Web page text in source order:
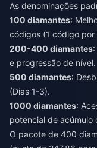
As denominações
100 diamantes:
códigos (1 código por
200-400 diamantes
e progressão de nível.
500 diamantes:
(Dias 1-3).
1000 diamantes:
potencial de acúmulo
O pacote de 400